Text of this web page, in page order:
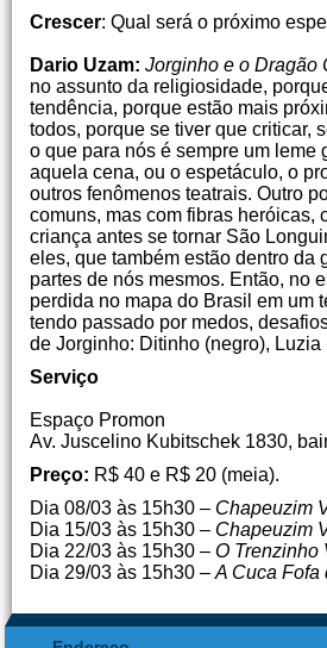
Crescer: Qual será o próximo
Dario Uzam: Jorginho e o Dragão
no assunto da religiosidade,
tendência, porque estão mais
todos, porque se tiver que criticar,
o que para nós é sempre um
aquela cena, ou o espetáculo, o
outros fenômenos teatrais. Outro
comuns, mas com fibras heróicas,
criança antes se tornar São
eles, que também estão dentro da
partes de nós mesmos. Então, no
perdida no mapa do Brasil em um
tendo passado por medos,
de Jorginho: Ditinho (negro),
Serviço
Espaço Promon
Av. Juscelino Kubitschek 1830,
Preço: R$ 40 e R$ 20 (meia).
Dia 08/03 às 15h30 – Chapeuzim
Dia 15/03 às 15h30 – Chapeuzim
Dia 22/03 às 15h30 – O Trenzinho
Dia 29/03 às 15h30 – A Cuca Fofa